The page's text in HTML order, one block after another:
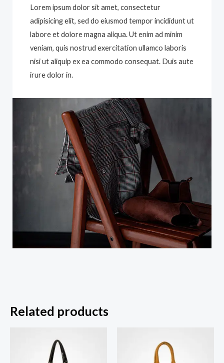
Lorem ipsum dolor sit amet, consectetur
adipisicing elit, sed do eiusmod tempor incididunt ut
labore et dolore magna aliqua. Ut enim ad minim
veniam, quis nostrud exercitation ullamco laboris
nisi ut aliquip ex ea commodo consequat. Duis aute
irure dolor in.
Related products